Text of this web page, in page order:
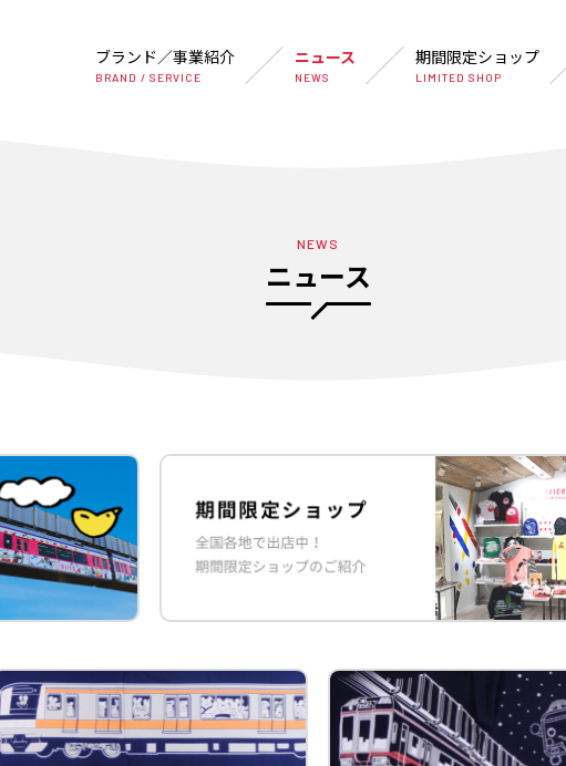
ブランド／事業紹介
BRAND / SERVICE
ニュース
NEWS
期間限定ショップ
LIMITED SHOP
NEWS
ニュース